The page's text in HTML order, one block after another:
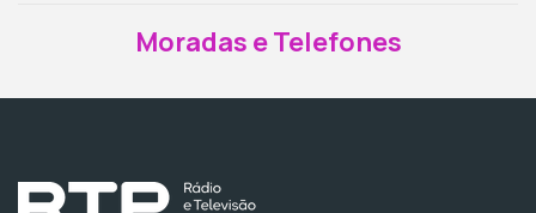
Moradas e Telefones